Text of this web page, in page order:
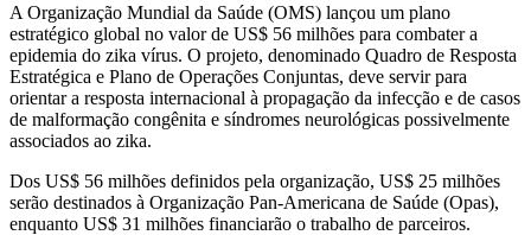
A Organização Mundial da Saúde (OMS) lançou um plano
estratégico global no valor de US$ 56 milhões para combater a
epidemia do zika vírus. O projeto, denominado Quadro de Resposta
Estratégica e Plano de Operações Conjuntas, deve servir para
orientar a resposta internacional à propagação da infecção e de casos
de malformação congênita e síndromes neurológicas possivelmente
associados ao zika.
Dos US$ 56 milhões definidos pela organização, US$ 25 milhões
serão destinados à Organização Pan-Americana de Saúde (Opas),
enquanto US$ 31 milhões financiarão o trabalho de parceiros.